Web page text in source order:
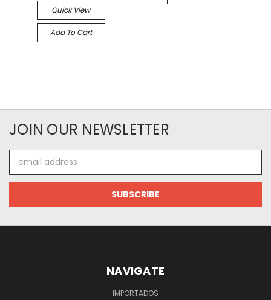
Quick View
Add To Cart
JOIN OUR NEWSLETTER
Address
NAVIGATE
IMPORTADOS